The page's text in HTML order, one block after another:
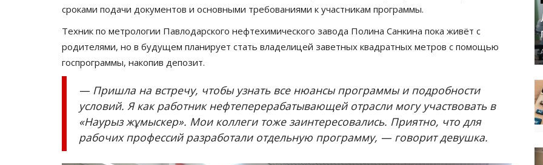
сроками подачи документов и основными требованиями к участникам программы.
Техник по метрологии Павлодарского нефтехимического завода Полина Санкина пока живёт с
родителями, но в будущем планирует стать владелицей заветных квадратных метров с помощью
госпрограммы, накопив депозит.
— Пришла на встречу, чтобы узнать все нюансы программы и подробности
условий. Я как работник нефтеперерабатывающей отрасли могу участвовать в
«Наурыз жұмыскер». Мои коллеги тоже заинтересовались. Приятно, что для
рабочих профессий разработали отдельную программу, — говорит девушка.